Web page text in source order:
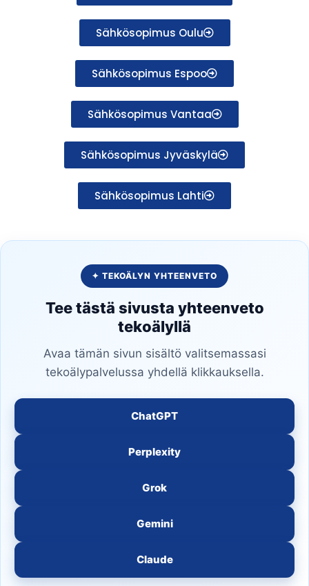
Sähkösopimus Oulu
Sähkösopimus Espoo
Sähkösopimus Vantaa
Sähkösopimus Jyväskylä
Sähkösopimus Lahti
✦ TEKOÄLYN YHTEENVETO
Tee tästä sivusta yhteenveto
tekoälyllä
Avaa tämän sivun sisältö valitsemassasi
tekoälypalvelussa yhdellä klikkauksella.
ChatGPT
Perplexity
Grok
Gemini
Claude